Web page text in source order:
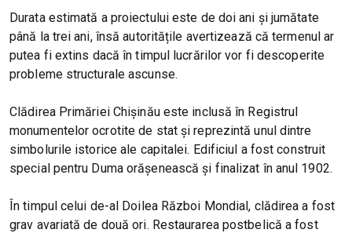
Durata estimată a proiectului este de doi ani și jumătate
până la trei ani, însă autoritățile avertizează că termenul ar
putea fi extins dacă în timpul lucrărilor vor fi descoperite
probleme structurale ascunse.
Clădirea Primăriei Chișinău este inclusă în Registrul
monumentelor ocrotite de stat și reprezintă unul dintre
simbolurile istorice ale capitalei. Edificiul a fost construit
special pentru Duma orășenească și finalizat în anul 1902.
În timpul celui de-al Doilea Război Mondial, clădirea a fost
grav avariată de două ori. Restaurarea postbelică a fost